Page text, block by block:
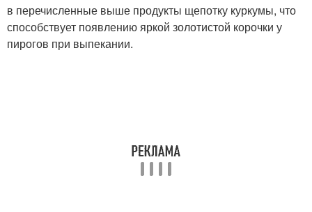
в перечисленные выше продукты щепотку куркумы, что
способствует появлению яркой золотистой корочки у
пирогов при выпекании.